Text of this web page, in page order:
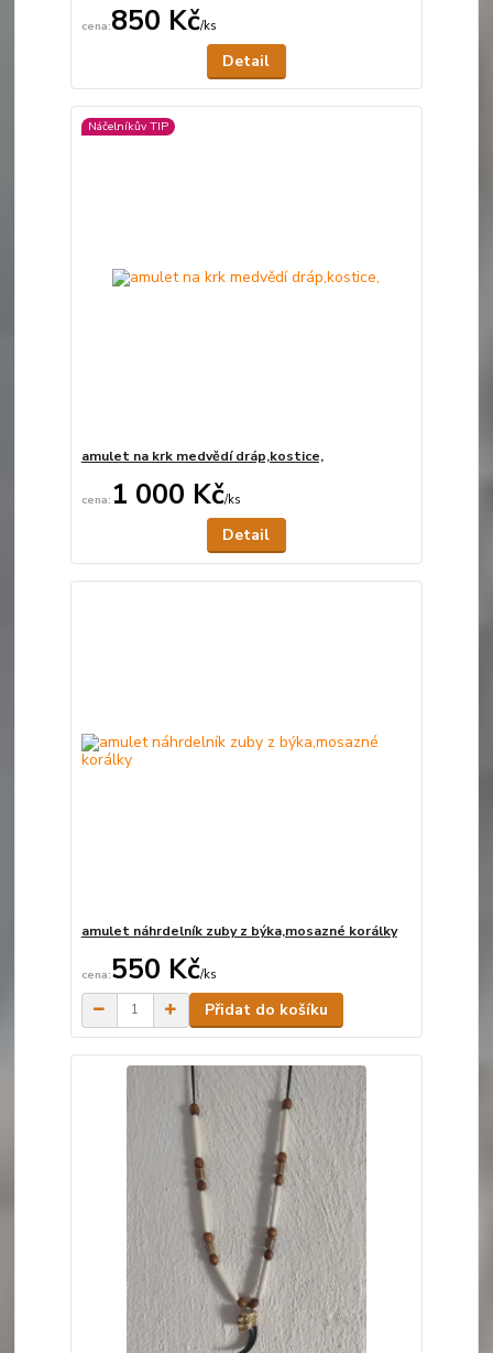
850 Kč/ks
Detail
Náčelníkův TIP
amulet na krk medvědí dráp,kostice,
1 000 Kč/ks
Detail
amulet náhrdelník zuby z býka,mosazné korálky
550 Kč/ks
Přidat do košíku